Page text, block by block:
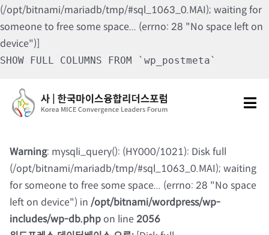
(/opt/bitnami/mariadb/tmp/#sql_1063_0.MAI); waiting for
someone to free some space... (errno: 28 "No space left on
device")]
SHOW FULL COLUMNS FROM `wp_postmeta`
content
포럼소식
칼럼 및 기고
Warning: mysqli_query(): (HY000/1021): Disk full
(/opt/bitnami/mariadb/tmp/#sql_1063_0.MAI); waiting
for someone to free some space... (errno: 28 "No space
left on device") in /opt/bitnami/wordpress/wp-
includes/wp-db.phpon line2056